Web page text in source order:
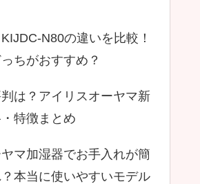
N80の違いを比較！
ちがおすすめ？
は？アイリスオーヤマ新
特徴まとめ
マ加湿器でお手入れが簡
本当に使いやすいモデル